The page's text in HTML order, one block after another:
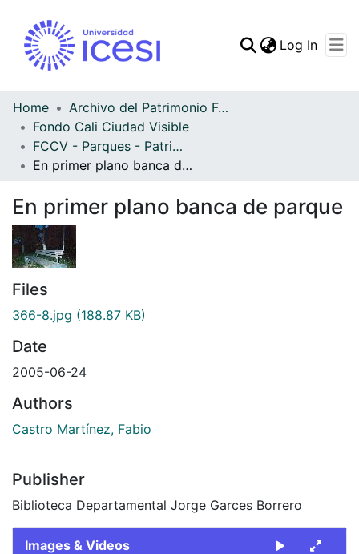
Log In
Home
Archivo del Patrimonio Fotográfico y Fílmico del Valle del Cauca
Fondo Cali Ciudad Visible
FCCV - Parques - Patrimonial
En primer plano banca de parque
En primer plano banca de parque
Files
366-8.jpg (188.87 KB)
Date
2005-06-24
Authors
Castro Martínez, Fabio
Publisher
Biblioteca Departamental Jorge Garces Borrero
Images & Videos